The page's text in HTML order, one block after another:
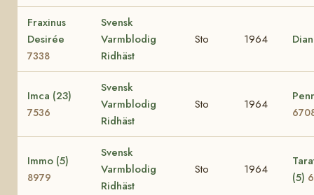
Fraxinus
Desirée
7338
Svensk
Varmblodig
Ridhäst
Sto 1964
Imca (23)
7536
Svensk
Varmblodig
Ridhäst
Sto 1964
Immo (5)
8979
Svensk
Varmblodig
Ridhäst
Sto 1964
(5)